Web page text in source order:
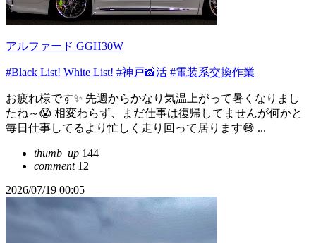
アルファード GGH30W
#Black List! White List! #神戸📸活 #電装系交換作業
お疲れ様です✨ 先週からかなり気温上がって暑くなりまし
たね～😱 相変わらず、まだ仕事は復帰してませんが何かと
毎日仕事してるより忙しく走り回って居ります😅 ...
thumb_up 144
comment12
2026/07/19 00:05